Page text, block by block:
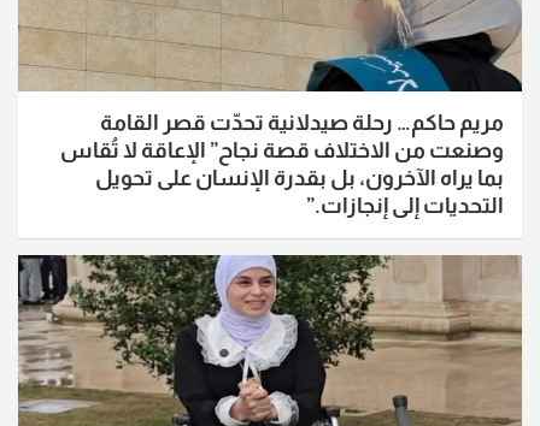
مريم حاكم… رحلة صيدلانية تحدّت قصر القامة
وصنعت من الاختلاف قصة نجاح” الإعاقة لا تُقاس
بما يراه الآخرون، بل بقدرة الإنسان على تحويل
التحديات إلى إنجازات.”